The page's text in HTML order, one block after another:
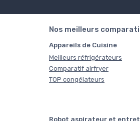
Nos meilleurs
Appareils de Cuisine
Meilleurs réfrigérateurs
Comparatif airfryer
TOP congélateurs
Robot aspirateur et